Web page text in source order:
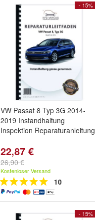
- 15%
VW Passat 8 Typ 3G 2014-
2019 Instandhaltung
Inspektion Reparaturanleitung
22,87 €
26,90 €
Kostenloser Versand
10
- 15%